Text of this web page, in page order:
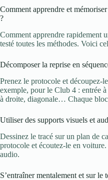
Comment apprendre et
?
Comment apprendre rapidement
testé toutes les méthodes. Voici
Décomposer la reprise en
Prenez le protocole et découpez-
exemple, pour le Club 4 : entrée
à droite, diagonale… Chaque
Utiliser des supports visuels et
Dessinez le tracé sur un plan de
protocole et écoutez-le en
audio.
S’entraîner mentalement et sur le